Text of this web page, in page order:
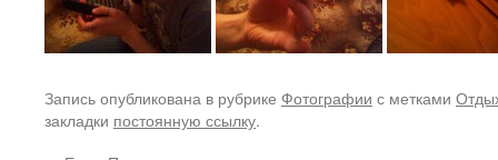
Запись опубликована в рубрике Фотографии с метками
закладки постоянную ссылку.